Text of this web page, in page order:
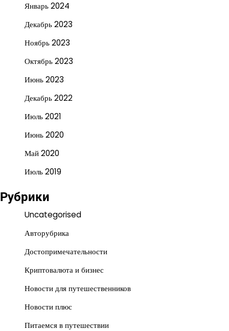
Январь 2024
Декабрь 2023
Ноябрь 2023
Октябрь 2023
Июнь 2023
Декабрь 2022
Июль 2021
Июнь 2020
Май 2020
Июль 2019
Рубрики
Uncategorised
Авторубрика
Достопримечательности
Криптовалюта и бизнес
Новости для путешественников
Новости плюс
Питаемся в путешествии